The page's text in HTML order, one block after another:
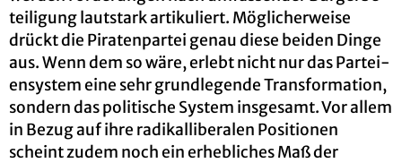
tei­li­gung laut­stark ar­ti­ku­liert. Mög­li­cher­wei­se
drückt die Pi­ra­ten­par­tei genau diese bei­den Dinge
aus. Wenn dem so wäre, er­lebt nicht nur das Par­tei­
en­sys­tem eine sehr grund­le­gen­de Trans­for­ma­ti­on,
son­dern das po­li­ti­sche Sys­tem ins­ge­samt. Vor allem
in Bezug auf ihre ra­di­kal­li­be­ra­len Po­si­tio­nen
scheint zudem noch ein er­heb­li­ches Maß der